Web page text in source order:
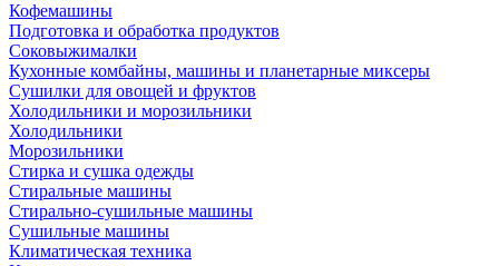
Кофемашины
Подготовка и обработка продуктов
Соковыжималки
Кухонные комбайны, машины и планетарные миксеры
Сушилки для овощей и фруктов
Холодильники и морозильники
Холодильники
Морозильники
Стирка и сушка одежды
Стиральные машины
Стирально-сушильные машины
Сушильные машины
Климатическая техника